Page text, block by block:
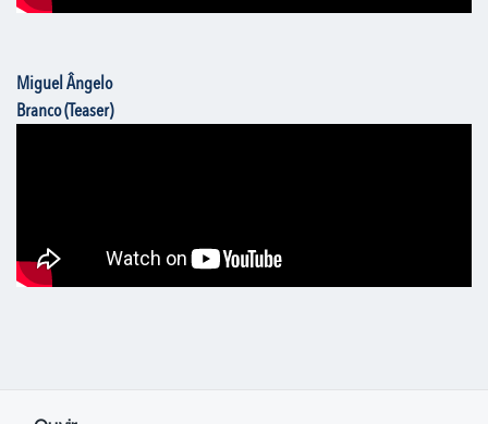
Miguel Ângelo
Branco (Teaser)